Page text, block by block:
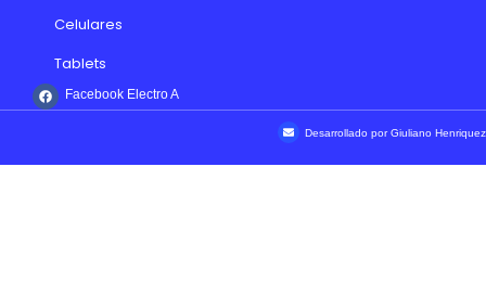
Celulares
Tablets
Facebook Electro A
Desarrollado por Giuliano Henriquez